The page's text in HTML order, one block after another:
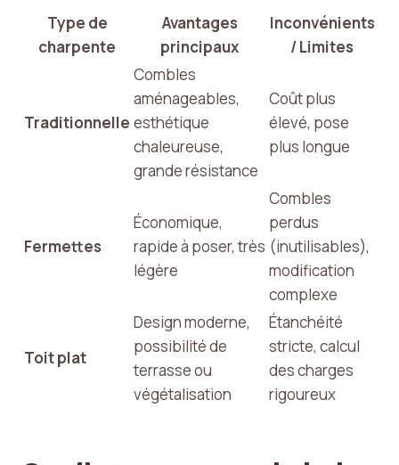
Type de
charpente
Avantages
principaux
Inconvénients
/ Limites
Traditionnelle
Combles
aménageables,
esthétique
chaleureuse,
grande résistance
Coût plus
élevé, pose
plus longue
Fermettes
Économique,
rapide à poser, très
légère
Combles
perdus
(inutilisables),
modification
complexe
Toit plat
Design moderne,
possibilité de
terrasse ou
végétalisation
Étanchéité
stricte, calcul
des charges
rigoureux